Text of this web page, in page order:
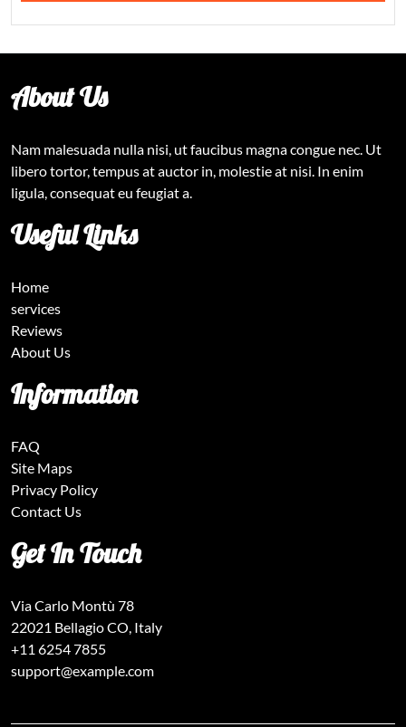
About Us
Nam malesuada nulla nisi, ut faucibus magna congue nec. Ut
libero tortor, tempus at auctor in, molestie at nisi. In enim
ligula, consequat eu feugiat a.
Useful Links
Home
services
Reviews
About Us
Information
FAQ
Site Maps
Privacy Policy
Contact Us
Get In Touch
Via Carlo Montù 78
22021 Bellagio CO, Italy
+11 6254 7855
support@example.com